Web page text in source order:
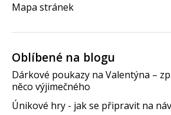
Mapa stránek
Oblíbené na blogu
Dárkové poukazy na Valentýna –
něco výjimečného
Únikové hry - jak se připravit na